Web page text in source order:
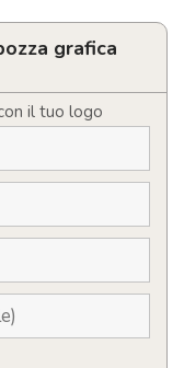
grafica
il tuo logo